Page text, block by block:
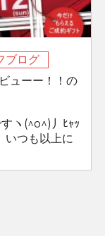
ブログ
ューー！！の
ヽ(^o^)丿ﾋｬｯ
いつも以上に